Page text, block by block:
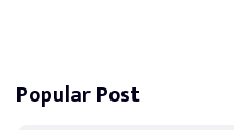
Popular Post